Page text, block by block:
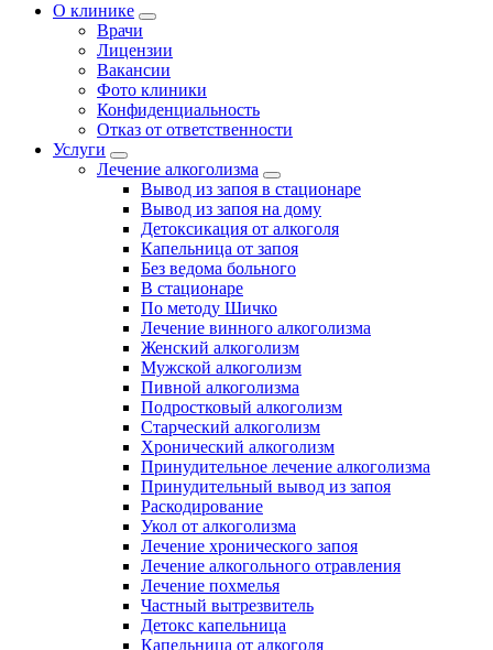
О клинике
Врачи
Лицензии
Вакансии
Фото клиники
Конфиденциальность
Отказ от ответственности
Услуги
Лечение алкоголизма
Вывод из запоя в стационаре
Вывод из запоя на дому
Детоксикация от алкоголя
Капельница от запоя
Без ведома больного
В стационаре
По методу Шичко
Лечение винного алкоголизма
Женский алкоголизм
Мужской алкоголизм
Пивной алкоголизма
Подростковый алкоголизм
Старческий алкоголизм
Хронический алкоголизм
Принудительное лечение алкоголизма
Принудительный вывод из запоя
Раскодирование
Укол от алкоголизма
Лечение хронического запоя
Лечение алкогольного отравления
Лечение похмелья
Частный вытрезвитель
Детокс капельница
Капельница от алкоголя